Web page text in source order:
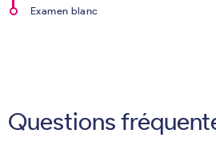
Examen blanc
Questions